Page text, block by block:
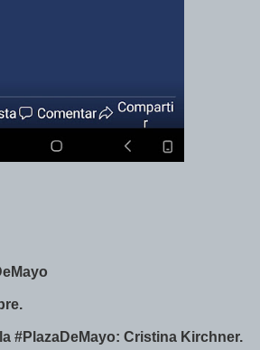
#PlazaDeMayo: Cristina Kirchner.